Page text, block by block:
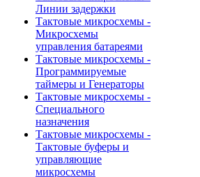
Линии задержки
Тактовые микросхемы -
Микросхемы
управления батареями
Тактовые микросхемы -
Программируемые
таймеры и Генераторы
Тактовые микросхемы -
Специального
назначения
Тактовые микросхемы -
Тактовые буферы и
управляющие
микросхемы